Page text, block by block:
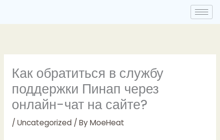
Как обратиться в службу
поддержки Пинап через
онлайн-чат на сайте?
/ Uncategorized/ ByMoeHeat